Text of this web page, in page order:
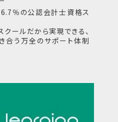
％の公認会計士資格ス
ールだから実現できる、
合う万全のサポート体制